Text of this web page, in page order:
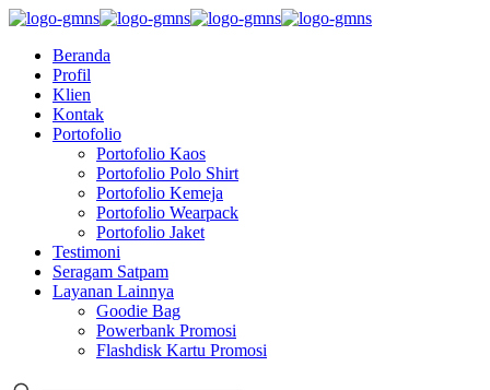
Beranda
Profil
Klien
Kontak
Portofolio
Portofolio Kaos
Portofolio Polo Shirt
Portofolio Kemeja
Portofolio Wearpack
Portofolio Jaket
Testimoni
Seragam Satpam
Layanan Lainnya
Goodie Bag
Powerbank Promosi
Flashdisk Kartu Promosi